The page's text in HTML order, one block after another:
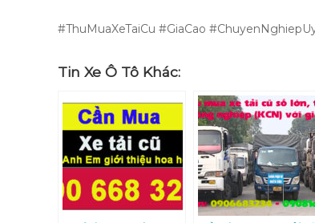
#ThuMuaXeTaiCu #GiaCao
Tin Xe Ô Tô Khác: